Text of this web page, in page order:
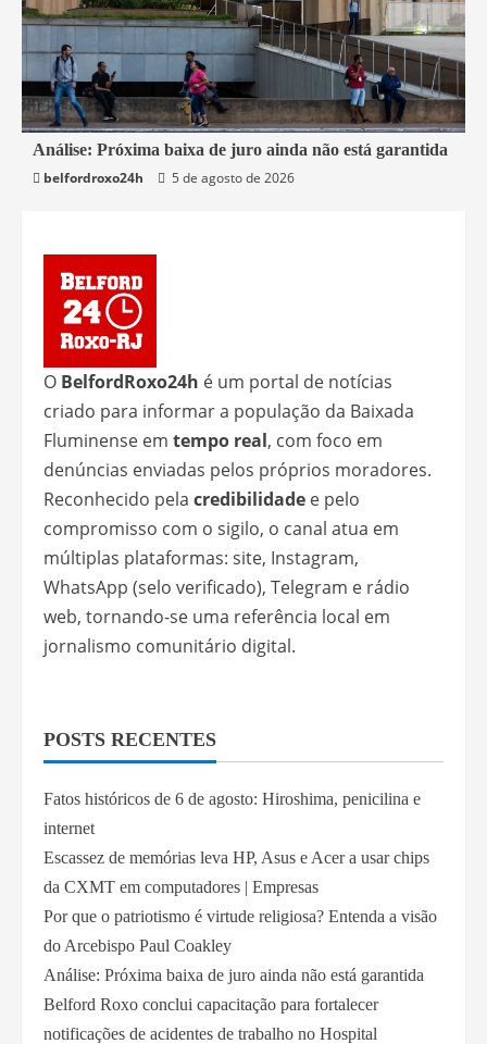
1 min read
Economia
Análise: Próxima baixa de juro ainda não está garantida
belfordroxo24h
5 de agosto de 2026
O BelfordRoxo24h é um portal de notícias
criado para informar a população da Baixada
Fluminense em tempo real, com foco em
denúncias enviadas pelos próprios moradores.
Reconhecido pela credibilidade e pelo
compromisso com o sigilo, o canal atua em
múltiplas plataformas: site, Instagram,
WhatsApp (selo verificado), Telegram e rádio
web, tornando-se uma referência local em
jornalismo comunitário digital.
POSTS RECENTES
Fatos históricos de 6 de agosto: Hiroshima, penicilina e
internet
Escassez de memórias leva HP, Asus e Acer a usar chips
da CXMT em computadores | Empresas
Por que o patriotismo é virtude religiosa? Entenda a visão
do Arcebispo Paul Coakley
Análise: Próxima baixa de juro ainda não está garantida
Belford Roxo conclui capacitação para fortalecer
notificações de acidentes de trabalho no Hospital